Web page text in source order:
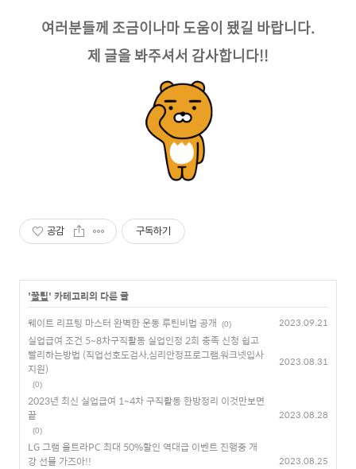
여러분들께 조금이나마 도움이 됐길 바랍니다.
제 글을 봐주셔서 감사합니다!!
공감 구독하기
'꿀팁' 카테고리의 다른 글
웨이트 리프팅 마스터 완벽한 운동 루틴비법 공개
(0) 2023.09.21
실업급여 조건 5~8차구직활동 실업인정 2회 충족 신청 쉽고
빨리하는방법 (직업선호도검사,심리안정프로그램,워크넷입사
지원)
(0)
2023.08.31
2023년 최신 실업급여 1~4차 구직활동 한방정리 이것만보면
끝
(0)
2023.08.28
LG 그램 울트라PC 최대 50%할인 역대급 이벤트 진행중 개
강 선물 가즈아!!
2023.08.25